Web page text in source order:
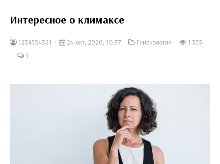
Интересное о климаксе
1234554321 24-окт, 2020, 10:37 Гинекология
1 355
1